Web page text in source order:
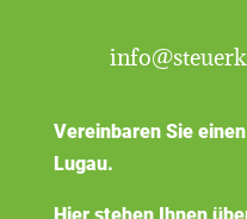
Vereinbaren Sie
Lugau.